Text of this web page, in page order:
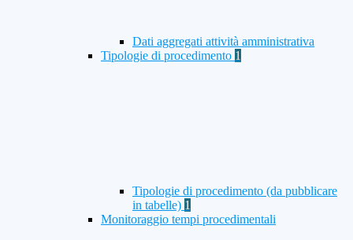
Dati aggregati attività amministrativa
Tipologie di procedimento 1
Tipologie di procedimento (da pubblicare
in tabelle) 1
Monitoraggio tempi procedimentali